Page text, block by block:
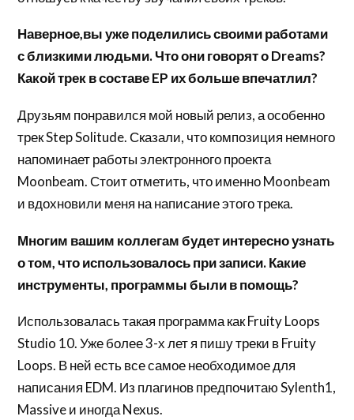
Наверное,вы уже поделились своими работами
с близкими людьми. Что они говорят о Dreams?
Какой трек в составе EP их больше впечатлил?
Друзьям понравился мой новый релиз, а особенно
трек Step Solitude. Сказали, что композиция немного
напоминает работы электронного проекта
Moonbeam. Стоит отметить, что именно Moonbeam
и вдохновили меня на написание этого трека.
Многим вашим коллегам будет интересно узнать
о том, что использовалось при записи. Какие
инструменты, программы были в помощь?
Использовалась такая программа как Fruity Loops
Studio 10. Уже более 3-х лет я пишу треки в Fruity
Loops. В ней есть все самое необходимое для
написания EDM. Из плагинов предпочитаю Sylenth1,
Massive и иногда Nexus.